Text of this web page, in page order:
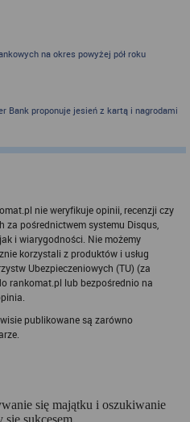
na okres powyżej pół roku
Bank proponuje jesień z kartą i nagrodami
nie weryfikuje opinii, recenzji czy
pośrednictwem systemu Disqus,
i wiarygodności. Nie możemy
korzystali z produktów i usług
Ubezpieczeniowych (TU) (za
rankomat.pl lub bezpośrednio na
publikowane są zarówno
dostarczonych przez
cookies w trakcie korzystania
określa niniejszy dokument.
Rankomat proszony jest o
i zawartymi w nim
swoich serwisów
tekstowych, tzw. ciasteczek) i
do zapisywania informacji o
użytkownika z tych stron
to informacje, zapisywane
obejmujące zawartość tekstową
w postaci adresu IP
urządzenia zapisanego w
na serwerach spółki, a dane z
wizyty na stronie. Dzięki
pamiętają preferencje
internetowe. Pliki cookies nie
takie dane jak imię czy nazwisko
cookies, nie mają wpływu
na stronie
technologie